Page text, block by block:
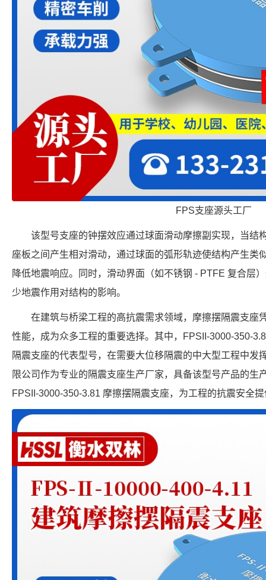
FPS支座源头工厂
该型号支座的钟摆效应通过球面滑动摩擦副实现，当结
座板之间产生相对滑动，通过球面的弧形轨迹使结构产生类
降低地震响应。同时，滑动界面（如不锈钢 - PTFE 复合层
少地震作用对结构的影响。
在建筑与桥梁工程的高抗震需求领域，摩擦摆隔震支座
性能，成为众多工程的重要选择。其中，FPSII-3000-350-
隔震支座的代表型号，在需要大位移隔震的中大型工程中发
限公司作为专业的隔震支座生产厂家，具备该型号产品的生
FPSII-3000-350-3.81 摩擦摆隔震支座，为工程的抗震安全